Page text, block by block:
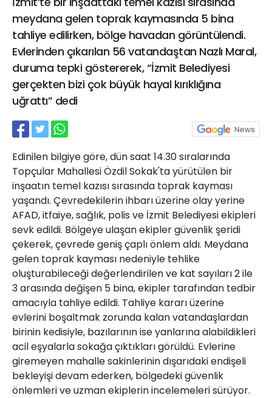
meydana gelen toprak kaymasında 5 bina
tahliye edilirken, bölge havadan görüntülendi.
Evlerinden çıkarılan 56 vatandaştan Nazlı Maral,
duruma tepki göstererek, “İzmit Belediyesi
gerçekten bizi çok büyük hayal kırıklığına
uğrattı” dedi
Edinilen bilgiye göre, dün saat 14.30 sıralarında
Topçular Mahallesi Özdil Sokak'ta yürütülen bir
inşaatın temel kazısı sırasında toprak kayması
yaşandı. Çevredekilerin ihbarı üzerine olay yerine
AFAD, itfaiye, sağlık, polis ve İzmit Belediyesi ekipleri
sevk edildi. Bölgeye ulaşan ekipler güvenlik şeridi
çekerek, çevrede geniş çaplı önlem aldı. Meydana
gelen toprak kayması nedeniyle tehlike
oluşturabileceği değerlendirilen ve kat sayıları 2 ile
3 arasında değişen 5 bina, ekipler tarafından tedbir
amacıyla tahliye edildi. Tahliye kararı üzerine
evlerini boşaltmak zorunda kalan vatandaşlardan
birinin kedisiyle, bazılarının ise yanlarına alabildikleri
acil eşyalarla sokağa çıktıkları görüldü. Evlerine
giremeyen mahalle sakinlerinin dışarıdaki endişeli
bekleyişi devam ederken, bölgedeki güvenlik
önlemleri ve uzman ekiplerin incelemeleri sürüyor.
21 Gölcük
02624132333
haber@golcukpostasi.com